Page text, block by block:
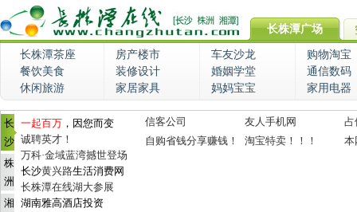
长株潭广场
长株潭茶座 房产楼市 车友沙龙
购物淘宝
餐饮美食
装修设计 婚姻学堂
通信数码
休闲旅游
家居家具 妈妈宝宝 家用电器
长
沙
株
洲
湘
一起百万 ，因您而变
诚聘英才！
万科·金域蓝湾撼世登场
长沙黄兴路生活消费网
长株潭在线湖大参展
湖南雅高酒店投资
信客公司 友人手机网
占
自购省钱分享赚钱！
淘宝特卖！！！ 本